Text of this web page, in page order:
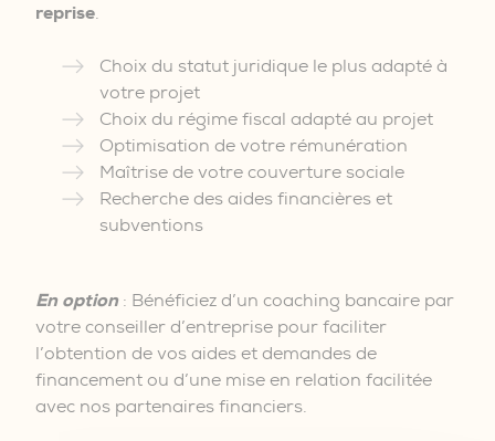
reprise.
Choix du statut juridique le plus adapté à
votre projet
Choix du régime fiscal adapté au projet
Optimisation de votre rémunération
Maîtrise de votre couverture sociale
Recherche des aides financières et
subventions
En option: Bénéficiez d’un coaching bancaire par
votre conseiller d’entreprise pour faciliter
l’obtention de vos aides et demandes de
financement ou d’une mise en relation facilitée
avec nos partenaires financiers.